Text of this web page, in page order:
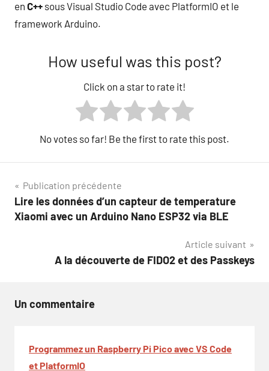
en C++ sous Visual Studio Code avec PlatformIO et le
framework Arduino.
How useful was this post?
Click on a star to rate it!
No votes so far! Be the first to rate this post.
Navigation
de
Publication précédente
Lire les données d’un capteur de temperature
Xiaomi avec un Arduino Nano ESP32 via BLE
Article suivant
A la découverte de FIDO2 et des Passkeys
Un commentaire
Programmez un Raspberry Pi Pico avec VS Code
et PlatformIO